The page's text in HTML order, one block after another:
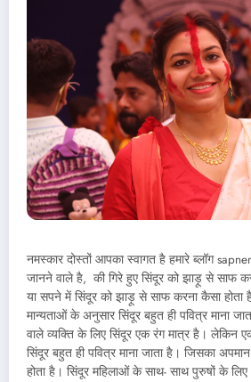
नमस्कार दोस्तों आपका स्वागत है हमारे ब्लॉग
जानने वाले है, की गिरे हुए सिंदूर को झाड़ू से साफ
या सपने में सिंदूर को झाड़ू से साफ करना कैसा होता
मान्यताओं के अनुसार सिंदूर बहुत ही पवित्र माना
वाले व्यक्ति के लिए सिंदूर एक रंग मात्र है। लेकिन
सिंदूर बहुत ही पवित्र माना जाता है। जिसका
होता है। सिंदूर महिलाओं के साथ- साथ पुरुषों के लिए